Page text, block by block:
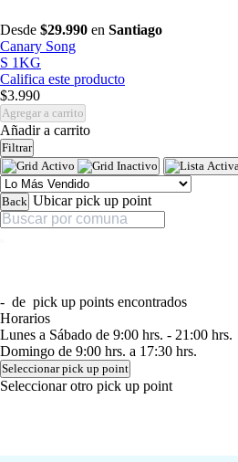
Desde $29.990 en Santiago
Canary Song
S 1KG
Califica este producto
$3.990
Agregar a carrito
Añadir a carrito
Filtrar
Back Ubicar pick up point
- de pick up points encontrados
Horarios
Lunes a Sábado de 9:00 hrs. - 21:00 hrs.
Domingo de 9:00 hrs. a 17:30 hrs.
Seleccionar pick up point
Seleccionar otro pick up point